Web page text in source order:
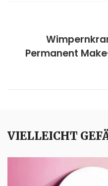
Permanent
VIELLEICHT